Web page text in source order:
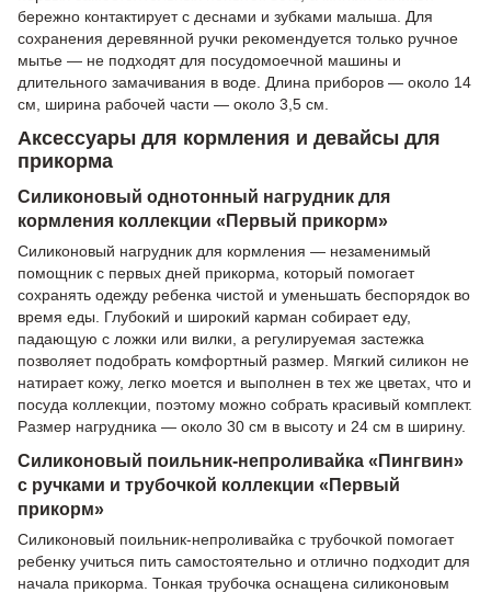
бережно контактирует с деснами и зубками малыша. Для
сохранения деревянной ручки рекомендуется только ручное
мытье — не подходят для посудомоечной машины и
длительного замачивания в воде. Длина приборов — около 14
см, ширина рабочей части — около 3,5 см.
Аксессуары для кормления и девайсы для
прикорма
Силиконовый однотонный нагрудник для
кормления коллекции «Первый прикорм»
Силиконовый нагрудник для кормления — незаменимый
помощник с первых дней прикорма, который помогает
сохранять одежду ребенка чистой и уменьшать беспорядок во
время еды. Глубокий и широкий карман собирает еду,
падающую с ложки или вилки, а регулируемая застежка
позволяет подобрать комфортный размер. Мягкий силикон не
натирает кожу, легко моется и выполнен в тех же цветах, что и
посуда коллекции, поэтому можно собрать красивый комплект.
Размер нагрудника — около 30 см в высоту и 24 см в ширину.
Силиконовый поильник-непроливайка «Пингвин»
с ручками и трубочкой коллекции «Первый
прикорм»
Силиконовый поильник-непроливайка с трубочкой помогает
ребенку учиться пить самостоятельно и отлично подходит для
начала прикорма. Тонкая трубочка оснащена силиконовым